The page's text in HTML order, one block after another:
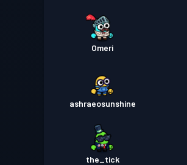
Omeri
ashraeosunshine
the_tick